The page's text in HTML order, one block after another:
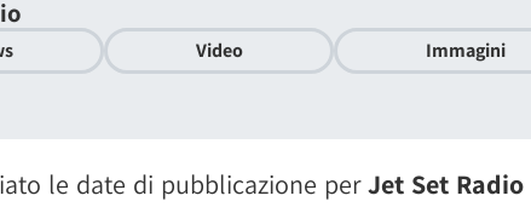
Video Immagini
le date di pubblicazione perJet Set Radio